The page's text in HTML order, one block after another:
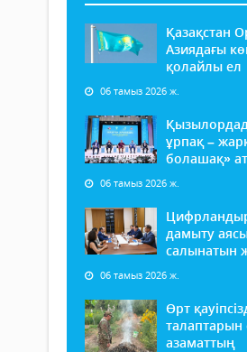
Қазақстан
Азиядағы
қолайлы ел
06 тамыз 2026 ж.
ұрпақ –
болашақ»
06 тамыз 2026 ж.
дамыту
салынатын
06 тамыз 2026 ж.
Өрт
талаптарын
азаматтың